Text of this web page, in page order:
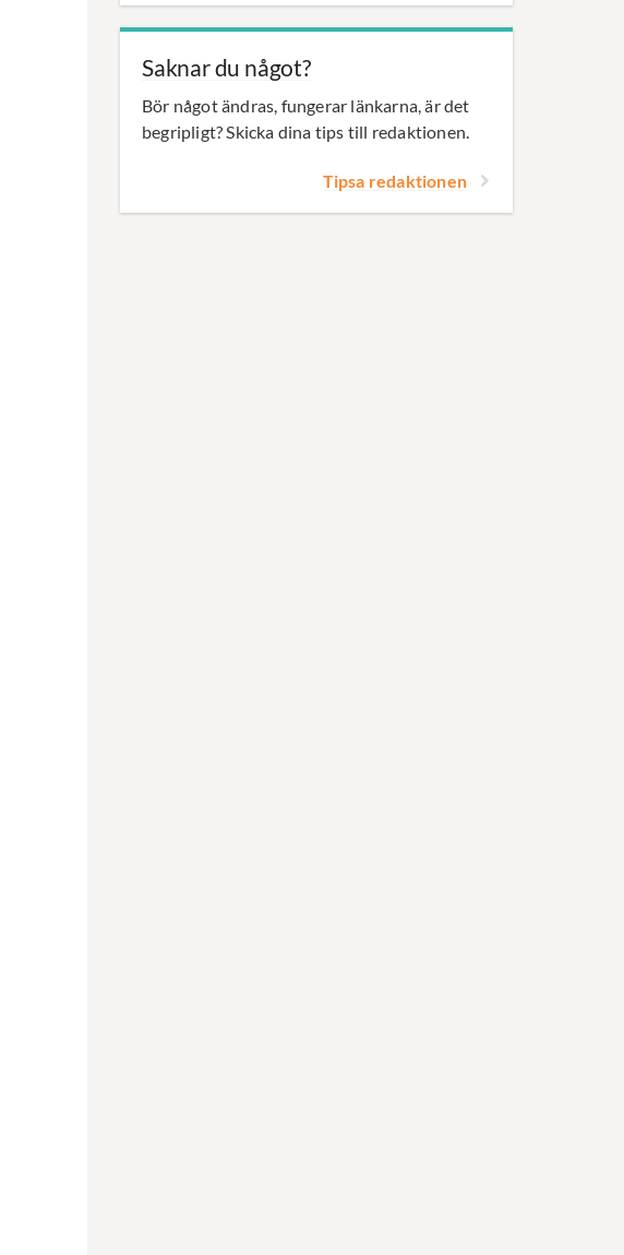
Saknar du något?
Bör något ändras, fungerar länkarna, är det
begripligt? Skicka dina tips till redaktionen.
Tipsa redaktionen